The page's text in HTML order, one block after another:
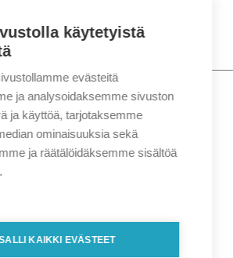
Etunimi
Sukunimi
Lähiosoite
käytetyistä
evästeitä
ja analysoidaksemme sivuston
ja käyttöä, tarjotaksemme
ominaisuuksia sekä
ja räätälöidäksemme sisältöä
KAIKKI EVÄSTEET